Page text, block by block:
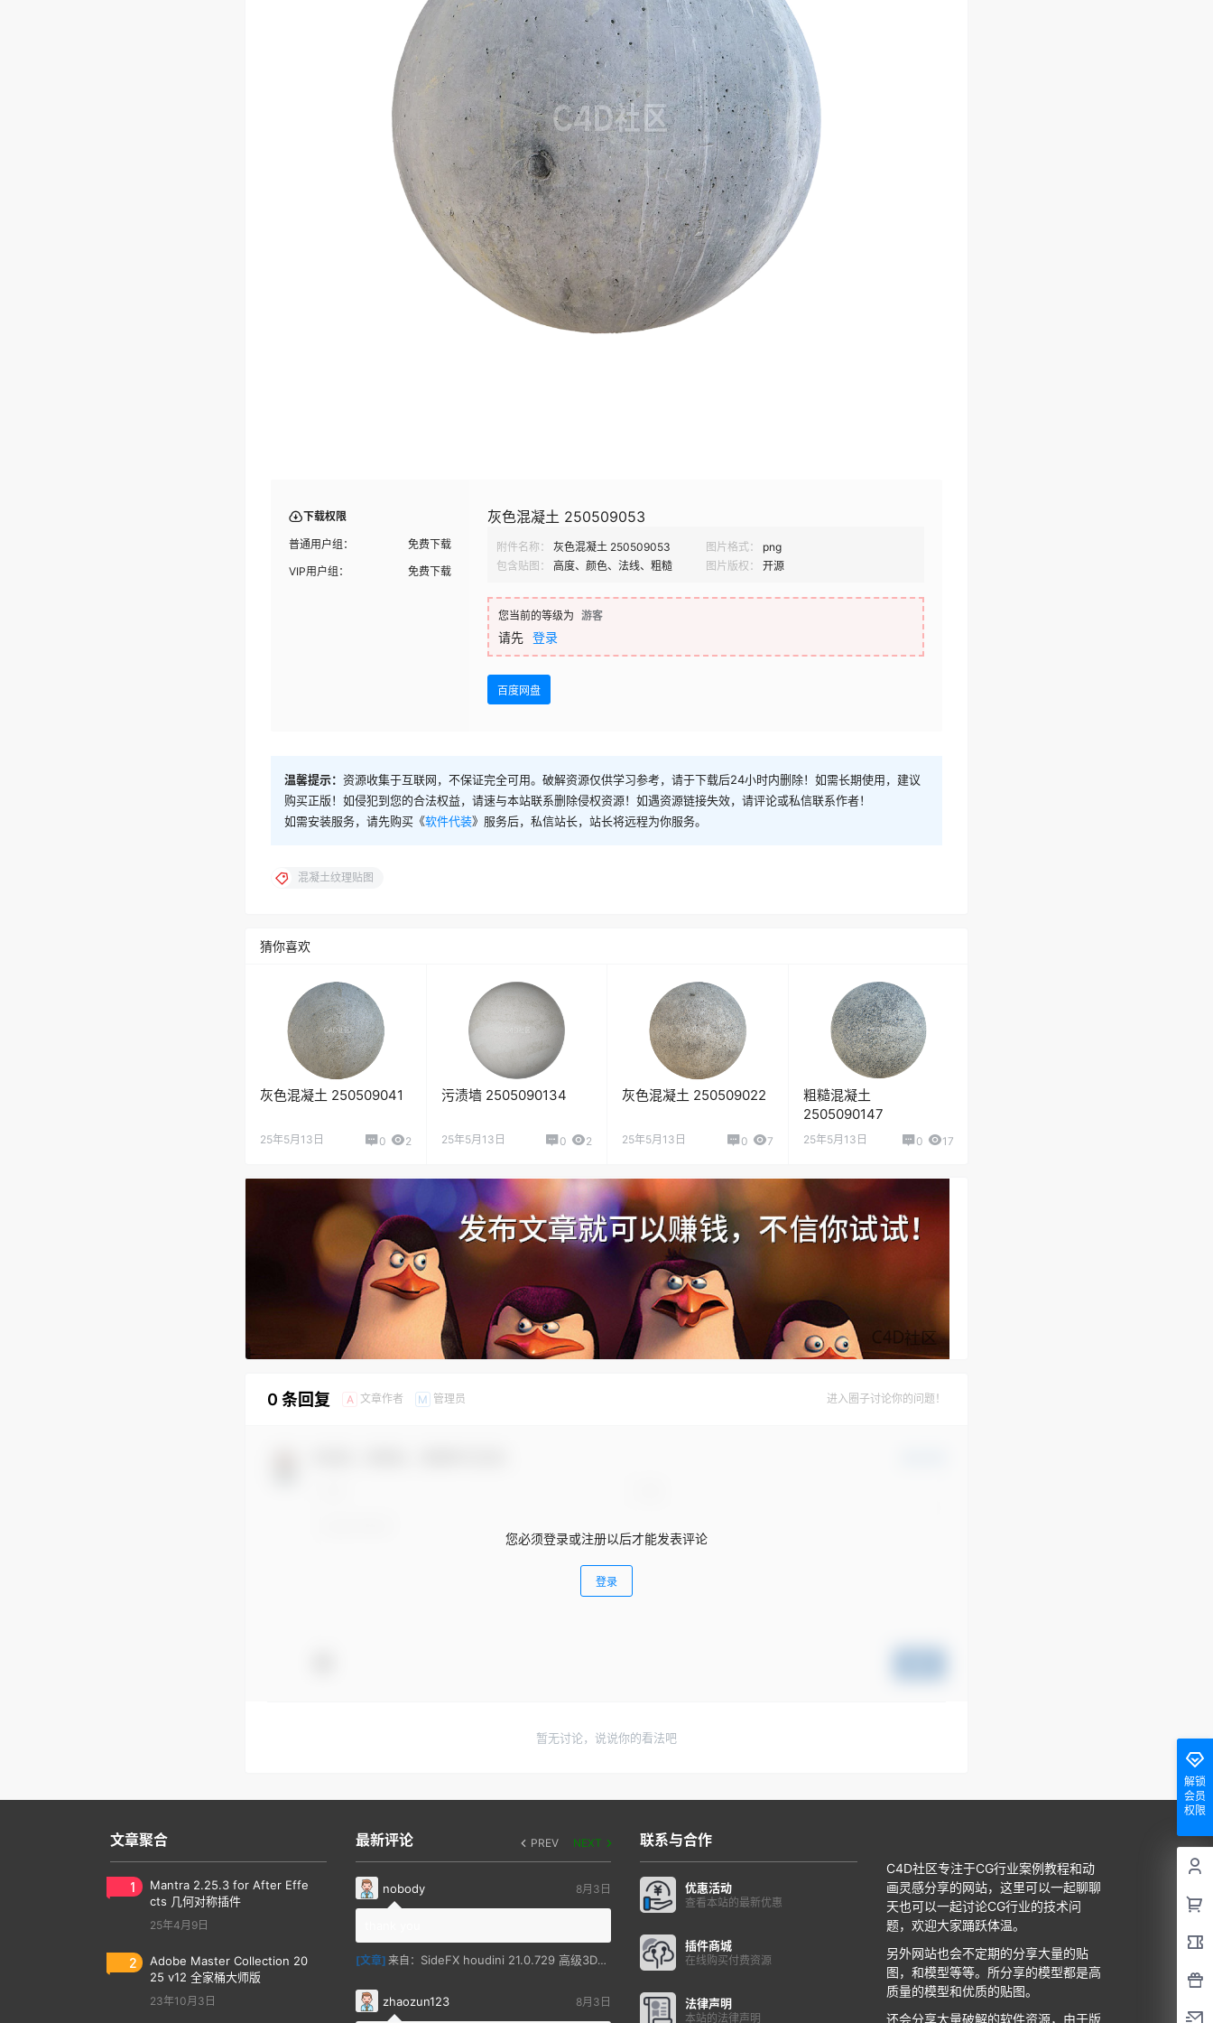
下载权限
普通用户组：
免费下载
VIP用户组：
免费下载
灰色混凝土 250509053
附件名称： 灰色混凝土 250509053 图片格式：
png
包含贴图：
高度、颜色、法线、粗糙 图片版权： 开源
您当前的等级为 游客
请先 登录
百度网盘
温馨提示： 资源收集于互联网，不保证完全可用。破解资源仅供学习参考，请于下载后24小时内删除！如需长期使用，建议
购买正版！如侵犯到您的合法权益，请速与本站联系删除侵权资源！如遇资源链接失效，请评论或私信联系作者！
如需安装服务，请先购买《软件代装》服务后，私信站长，站长将远程为你服务。
混凝土纹理贴图
猜你喜欢
灰色混凝土 250509041
25年5月13日 0 2
污渍墙 2505090134
25年5月13日 0 2
灰色混凝土 250509022
25年5月13日 0 7
粗糙混凝土
2505090147
25年5月13日 0 17
0 条回复 A 文章作者 M 管理员 进入圈子讨论你的问题！
您必须登录或注册以后才能发表评论
登录
暂无讨论，说说你的看法吧
解锁
会员
权限
文章聚合
1
Mantra 2.25.3 for After Effe
cts 几何对称插件
25年4月9日
2
Adobe Master Collection 20
25 v12 全家桶大师版
23年10月3日
最新评论 PREV NEXT
nobody 8月3日
[文章] 来自： SideFX houdini 21.0.729 高级3D特效软件
zhaozun123 8月3日
联系与合作
优惠活动
查看本站的最新优惠
插件商城
在线购买付费资源
法律声明
本站的法律声明
C4D社区专注于CG行业案例教程和动
画灵感分享的网站，这里可以一起聊聊
天也可以一起讨论CG行业的技术问
题，欢迎大家踊跃体温。
另外网站也会不定期的分享大量的贴
图，和模型等等。所分享的模型都是高
质量的模型和优质的贴图。
还会分享大量破解的软件资源，由于版